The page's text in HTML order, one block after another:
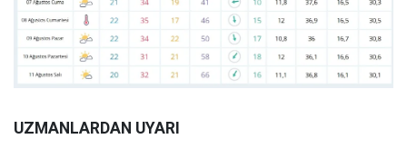
UZMANLARDAN UYARI